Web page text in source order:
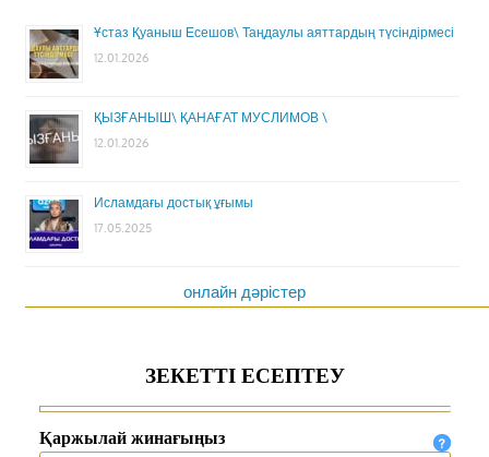
Ұстаз Қуаныш Есешов\ Таңдаулы аяттардың түсіндірмесі
12.01.2026
ҚЫЗҒАНЫШ\ ҚАНАҒАТ МУСЛИМОВ \
12.01.2026
Исламдағы достық ұғымы
17.05.2025
онлайн дәрістер